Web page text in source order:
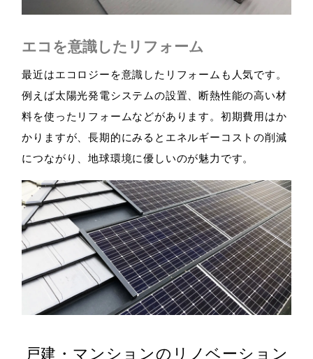
エコを意識したリフォーム
最近はエコロジーを意識したリフォームも人気です。
例えば太陽光発電システムの設置、断熱性能の高い材
料を使ったリフォームなどがあります。初期費用はか
かりますが、長期的にみるとエネルギーコストの削減
につながり、地球環境に優しいのが魅力です。
戸建・マンションのリノベーション